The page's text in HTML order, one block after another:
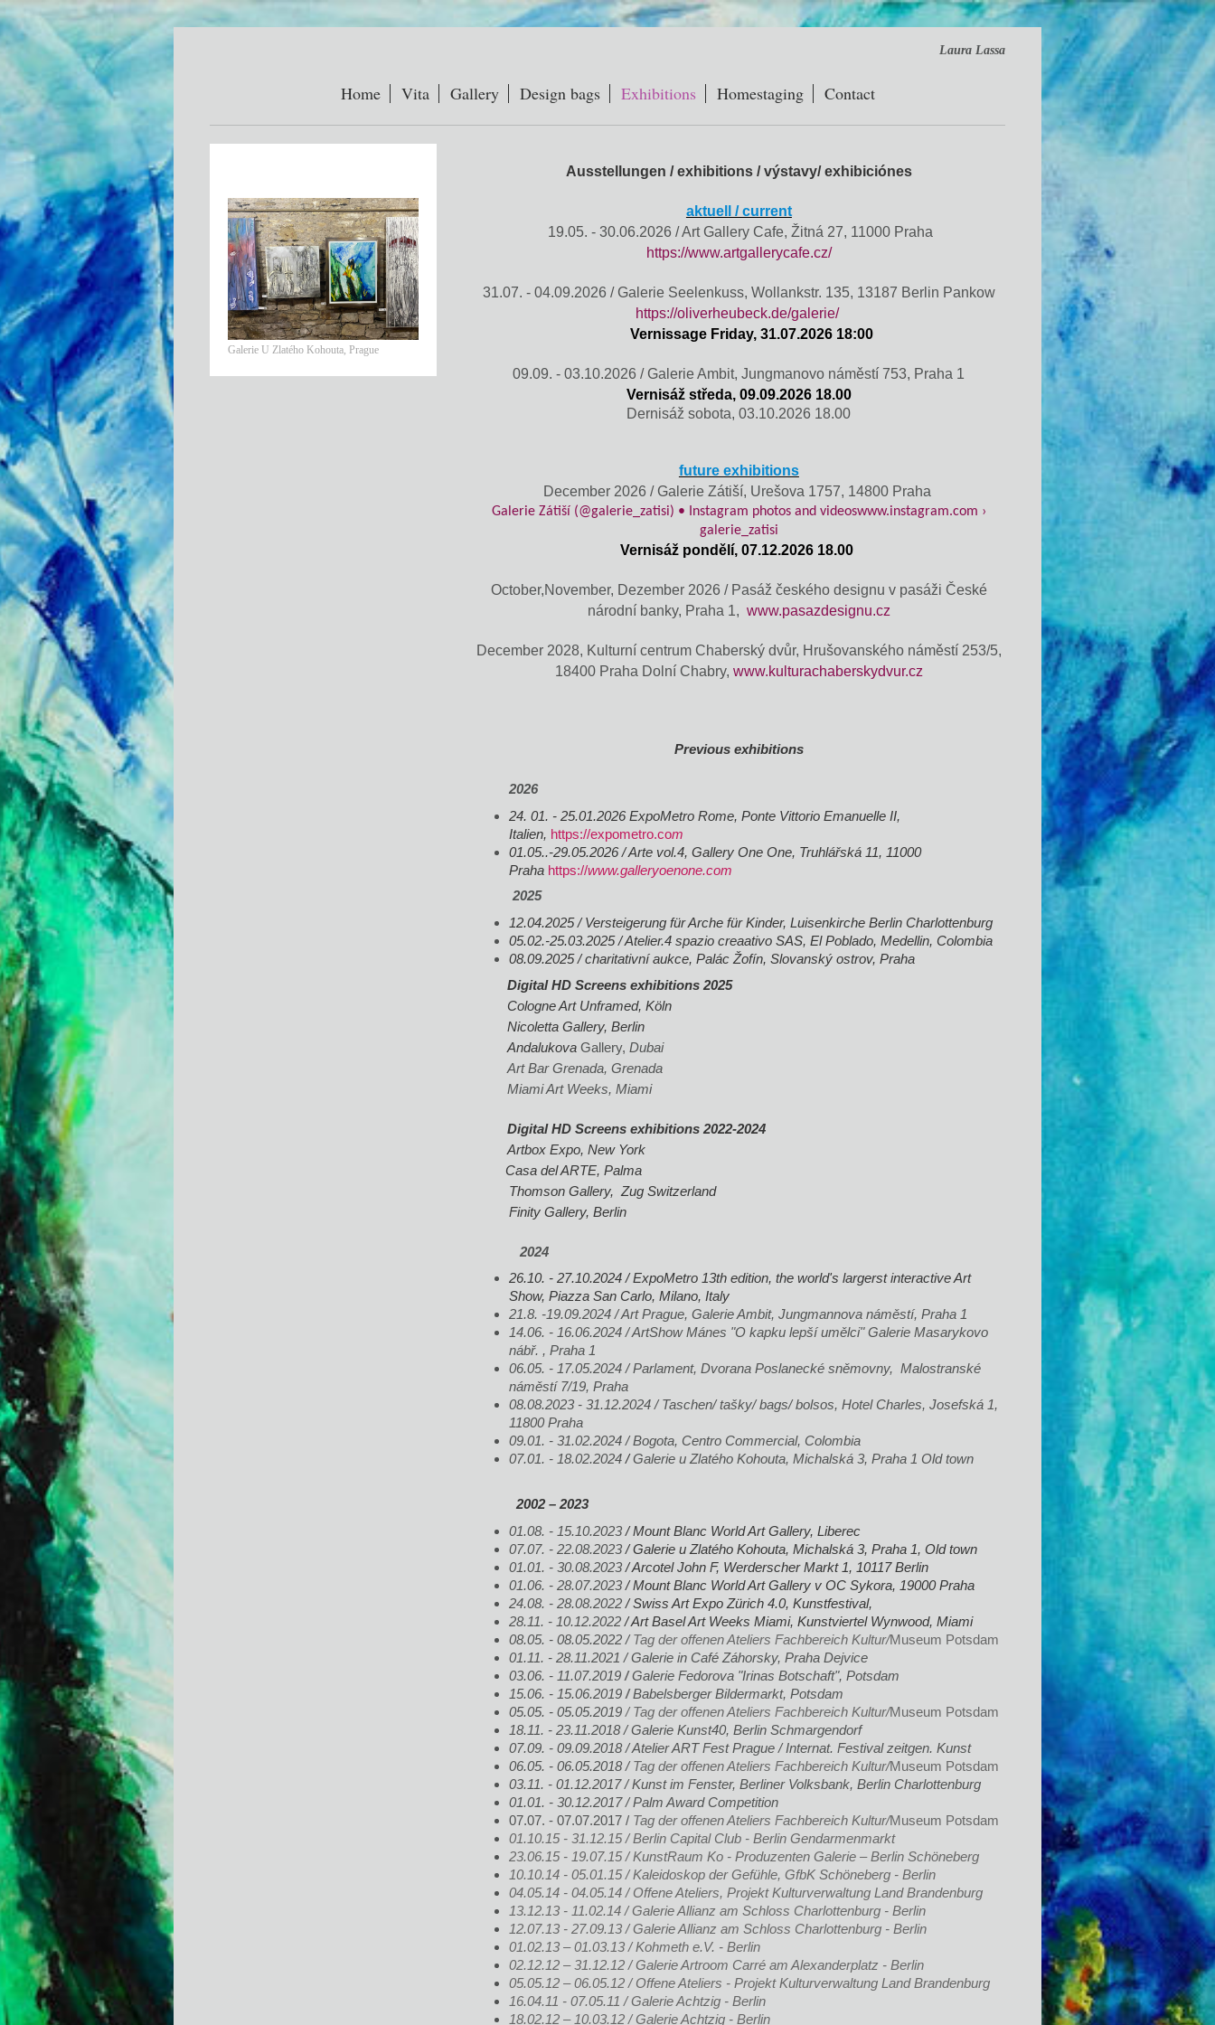
Laura Lassa
Home Vita Gallery Design bags Exhibitions Homestaging Contact
Ausstellungen / exhibitions / výstavy/ exhibiciónes
aktuell / current
19.05. - 30.06.2026 / Art Gallery Cafe, Žitná 27, 11000 Praha
https://www.artgallerycafe.cz/
31.07. - 04.09.2026 / Galerie Seelenkuss, Wollankstr. 135, 13187 Berlin Pankow
https://oliverheubeck.de/galerie/
Vernissage Friday, 31.07.2026 18:00
09.09. - 03.10.2026 / Galerie Ambit, Jungmanovo náměstí 753, Praha 1
Vernisáž středa, 09.09.2026 18.00
Dernisáž sobota, 03.10.2026 18.00
future exhibitions
December 2026 / Galerie Zátiší, Urešova 1757, 14800 Praha
Galerie Zátiší (@galerie_zatisi) • Instagram photos and videoswww.instagram.com ›
galerie_zatisi
Vernisáž pondělí, 07.12.2026 18.00
October,November, Dezember 2026 / Pasáž českého designu v pasáži České
národní banky, Praha 1, www.pasazdesignu.cz
December 2028, Kulturní centrum Chaberský dvůr, Hrušovanského náměstí 253/5,
18400 Praha Dolní Chabry, www.kulturachaberskydvur.cz
Previous exhibitions
2026
24. 01. - 25.01.2026 ExpoMetro Rome, Ponte Vittorio Emanuelle II,
Italien, https://expometro.com
01.05..-29.05.2026 / Arte vol.4, Gallery One One, Truhlářská 11, 11000
Praha https://www.galleryoenone.com
2025
12.04.2025 / Versteigerung für Arche für Kinder, Luisenkirche Berlin Charlottenburg
05.02.-25.03.2025 / Atelier.4 spazio creaativo SAS, El Poblado, Medellin, Colombia
08.09.2025 / charitativní aukce, Palác Žofín, Slovanský ostrov, Praha
Digital HD Screens exhibitions 2025
Cologne Art Unframed, Köln
Nicoletta Gallery, Berlin
AndalukovaGallery, Dubai
Art Bar Grenada, Grenada
Miami Art Weeks, Miami
Digital HD Screens exhibitions 2022-2024
Artbox Expo, New York
Casa del ARTE, Palma
Thomson Gallery, Zug Switzerland
Finity Gallery, Berlin
2024
26.10. - 27.10.2024 / ExpoMetro 13th edition, the world's largerst interactive Art
Show, Piazza San Carlo, Milano, Italy
21.8. -19.09.2024 / Art Prague, Galerie Ambit, Jungmannova náměstí, Praha 1
14.06. - 16.06.2024 / ArtShow Mánes "O kapku lepší umělci" Galerie Masarykovo
nábř. , Praha 1
06.05. - 17.05.2024 / Parlament, Dvorana Poslanecké sněmovny, Malostranské
náměstí 7/19, Praha
08.08.2023 - 31.12.2024 / Taschen/ tašky/ bags/ bolsos, Hotel Charles, Josefská 1,
11800 Praha
09.01. - 31.02.2024 / Bogota, Centro Commercial, Colombia
07.01. - 18.02.2024/Galerie u Zlatého Kohouta, Michalská 3, Praha 1 Old town
2002 – 2023
01.08. - 15.10.2023/ Mount Blanc World Art Gallery, Liberec
07.07. - 22.08.2023/ Galerie u Zlatého Kohouta, Michalská 3, Praha 1, Old town
01.01. - 30.08.2023/ Arcotel John F, Werderscher Markt 1, 10117 Berlin
01.06. - 28.07.2023/ Mount Blanc World Art Gallery v OC Sykora, 19000 Praha
24.08. - 28.08.2022/ Swiss Art Expo Zürich 4.0, Kunstfestival,
28.11. - 10.12.2022/ Art Basel Art Weeks Miami, KunstviertelWynwood, Miami
08.05. - 08.05.2022 /Tag der offenen Ateliers Fachbereich Kultur/Museum Potsdam​
01.11. - 28.11.2021 / Galerie in Café Záhorsky, Praha Dejvice
​03.06. - 11.07.2019 /Galerie Fedorova "Irinas Botschaft", Potsdam
15.06. - 15.06.2019 /Babelsberger Bildermarkt, Potsdam
05.05. - 05.05.2019 / Tag der offenen Ateliers Fachbereich Kultur/Museum Potsdam​
18.11. - 23.11.2018 / Galerie Kunst40, Berlin Schmargendorf
07.09. - 09.09.2018 / Atelier ART Fest Prague / Internat. Festival zeitgen. Kunst
06.05. - 06.05.2018 /Tag der offenen Ateliers Fachbereich Kultur/Museum Potsdam​
03.11. - 01.12.2017 / Kunst im Fenster, Berliner Volksbank, Berlin Charlottenburg
01.01. - 30.12.2017 / Palm Award Competition
07.07. - 07.07.2017 / Tag der offenen Ateliers Fachbereich Kultur/Museum Potsdam​
01.10.15 - 31.12.15 / Berlin Capital Club - Berlin Gendarmenmarkt
23.06.15 - 19.07.15 / KunstRaum Ko - Produzenten Galerie – Berlin Schöneberg
10.10.14 - 05.01.15 / Kaleidoskop der Gefühle, GfbK Schöneberg - Berlin
04.05.14 - 04.05.14 / Offene Ateliers, Projekt Kulturverwaltung Land Brandenburg
13.12.13 - 11.02.14 / Galerie Allianz am Schloss Charlottenburg - Berlin
12.07.13 - 27.09.13 / Galerie Allianz am Schloss Charlottenburg - Berlin
01.02.13 – 01.03.13 / Kohmeth e.V. - Berlin
02.12.12 – 31.12.12 / Galerie Artroom Carré am Alexanderplatz - Berlin
05.05.12 – 06.05.12 / Offene Ateliers - Projekt Kulturverwaltung Land Brandenburg
16.04.11 - 07.05.11 / Galerie Achtzig - Berlin
18.02.12 – 10.03.12 / Galerie Achtzig - Berlin
Galerie U Zlatého Kohouta, Prague